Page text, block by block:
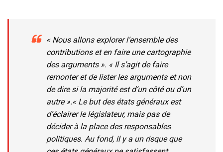
« Nous allons explorer l’ensemble des
contributions et en faire une cartographie
des arguments ». « Il s’agit de faire
remonter et de lister les arguments et non
de dire si la majorité est d’un côté ou d’un
autre ».« Le but des états généraux est
d’éclairer le législateur, mais pas de
décider à la place des responsables
politiques. Au fond, il y a un risque que